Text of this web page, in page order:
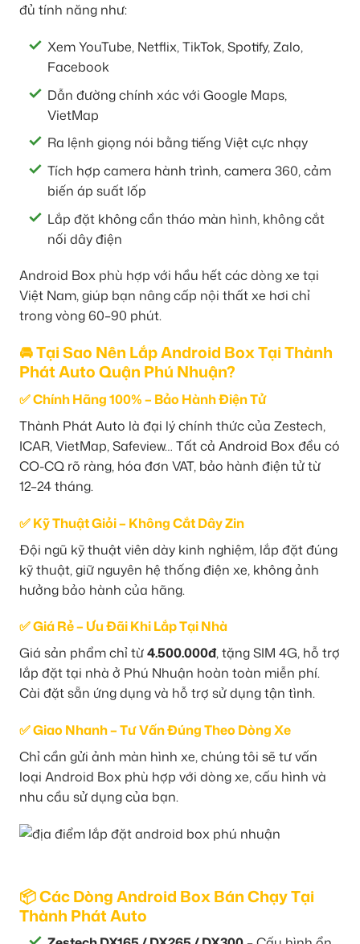
đủ tính năng như:
Xem YouTube, Netflix, TikTok, Spotify, Zalo,
Facebook
Dẫn đường chính xác với Google Maps,
VietMap
Ra lệnh giọng nói bằng tiếng Việt cực nhạy
Tích hợp camera hành trình, camera 360, cảm
biến áp suất lốp
Lắp đặt không cần tháo màn hình, không cắt
nối dây điện
Android Box phù hợp với hầu hết các dòng xe tại
Việt Nam, giúp bạn nâng cấp nội thất xe hơi chỉ
trong vòng 60–90 phút.
🚘 Tại Sao Nên Lắp Android Box Tại Thành
Phát Auto Quận Phú Nhuận?
✅ Chính Hãng 100% – Bảo Hành Điện Tử
Thành Phát Auto là đại lý chính thức của Zestech,
ICAR, VietMap, Safeview… Tất cả Android Box đều có
CO-CQ rõ ràng, hóa đơn VAT, bảo hành điện tử từ
12–24 tháng.
✅ Kỹ Thuật Giỏi – Không Cắt Dây Zin
Đội ngũ kỹ thuật viên dày kinh nghiệm, lắp đặt đúng
kỹ thuật, giữ nguyên hệ thống điện xe, không ảnh
hưởng bảo hành của hãng.
✅ Giá Rẻ – Ưu Đãi Khi Lắp Tại Nhà
Giá sản phẩm chỉ từ4.500.000đ, tặng SIM 4G, hỗ trợ
lắp đặt tại nhà ở Phú Nhuận hoàn toàn miễn phí.
Cài đặt sẵn ứng dụng và hỗ trợ sử dụng tận tình.
✅ Giao Nhanh – Tư Vấn Đúng Theo Dòng Xe
Chỉ cần gửi ảnh màn hình xe, chúng tôi sẽ tư vấn
loại Android Box phù hợp với dòng xe, cấu hình và
nhu cầu sử dụng của bạn.
📦 Các Dòng Android Box Bán Chạy Tại
Thành Phát Auto